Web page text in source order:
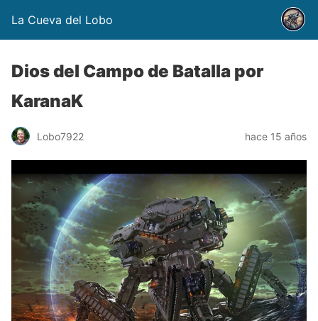
La Cueva del Lobo
Dios del Campo de Batalla por
KaranaK
Lobo7922 hace 15 años